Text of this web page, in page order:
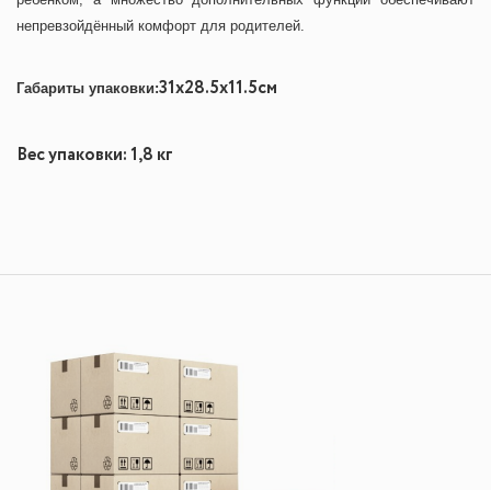
непревзойдённый комфорт для родителей.
Габариты упаковки:31x28.5x11.5см
Вес упаковки: 1,8 кг